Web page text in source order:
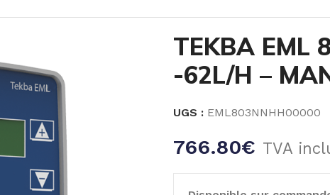
TEKBA EML
-62L/H –
UGS : EML803NNHH00000
766.80€ TVA